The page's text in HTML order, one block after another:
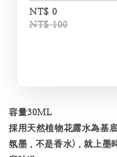
NT$ 0
NT$ 100
容量30ML
採用天然植物花露水為基
氛墨，不是香水)，就上墨